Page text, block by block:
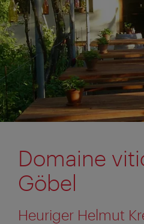
Domaine
Göbel
Heuriger Helmut